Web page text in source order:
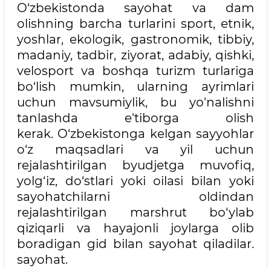
O‘zbekistonda sayohat va dam
olishning barcha turlarini sport, etnik,
yoshlar, ekologik, gastronomik, tibbiy,
madaniy, tadbir, ziyorat, adabiy, qishki,
velosport va boshqa turizm turlariga
bo‘lish mumkin, ularning ayrimlari
uchun mavsumiylik, bu yo'nalishni
tanlashda e'tiborga olish
kerak. O‘zbekistonga kelgan sayyohlar
o‘z maqsadlari va yil uchun
rejalashtirilgan byudjetga muvofiq,
yolg‘iz, do‘stlari yoki oilasi bilan yoki
sayohatchilarni oldindan
rejalashtirilgan marshrut bo‘ylab
qiziqarli va hayajonli joylarga olib
boradigan gid bilan sayohat qiladilar.
sayohat.